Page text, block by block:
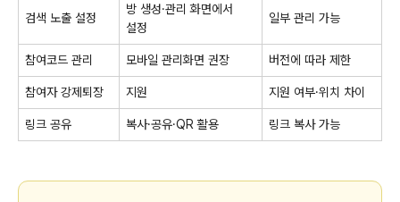
검색 노출 설정
방 생성·관리 화면에서
설정
일부 관리 가능
참여코드 관리 모바일 관리화면 권장 버전에 따라 제한
참여자 강제퇴장 지원 지원 여부·위치 차이
링크 공유 복사·공유·QR 활용 링크 복사 가능